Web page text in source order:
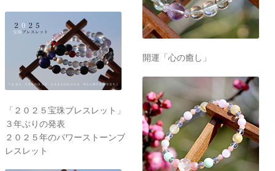
「２０２５宝珠ブレスレット」
３年ぶりの発表
２０２５年のパワーストーンブ
レスレット
開運「心の癒し」